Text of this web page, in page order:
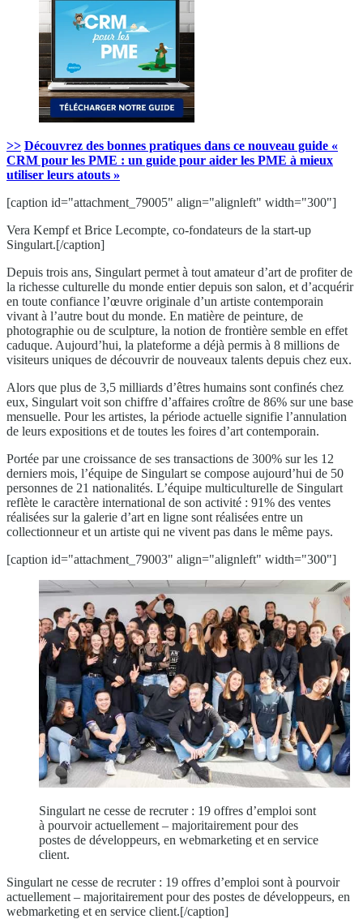
>> Découvrez des bonnes pratiques dans ce nouveau guide «
CRM pour les PME : un guide pour aider les PME à mieux
utiliser leurs atouts »
[caption id="attachment_79005" align="alignleft" width="300"]
Vera Kempf et Brice Lecompte, co-fondateurs de la start-up
Singulart.[/caption]
Depuis trois ans, Singulart permet à tout amateur d’art de profiter de
la richesse culturelle du monde entier depuis son salon, et d’acquérir
en toute confiance l’œuvre originale d’un artiste contemporain
vivant à l’autre bout du monde. En matière de peinture, de
photographie ou de sculpture, la notion de frontière semble en effet
caduque. Aujourd’hui, la plateforme a déjà permis à 8 millions de
visiteurs uniques de découvrir de nouveaux talents depuis chez eux.
Alors que plus de 3,5 milliards d’êtres humains sont confinés chez
eux, Singulart voit son chiffre d’affaires croître de 86% sur une base
mensuelle. Pour les artistes, la période actuelle signifie l’annulation
de leurs expositions et de toutes les foires d’art contemporain.
Portée par une croissance de ses transactions de 300% sur les 12
derniers mois, l’équipe de Singulart se compose aujourd’hui de 50
personnes de 21 nationalités. L’équipe multiculturelle de Singulart
reflète le caractère international de son activité : 91% des ventes
réalisées sur la galerie d’art en ligne sont réalisées entre un
collectionneur et un artiste qui ne vivent pas dans le même pays.
[caption id="attachment_79003" align="alignleft" width="300"]
Singulart ne cesse de recruter : 19 offres d’emploi sont
à pourvoir actuellement – majoritairement pour des
postes de développeurs, en webmarketing et en service
client.
Singulart ne cesse de recruter : 19 offres d’emploi sont à pourvoir
actuellement – majoritairement pour des postes de développeurs, en
webmarketing et en service client.[/caption]